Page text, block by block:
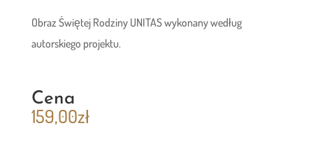
Obraz Świętej Rodziny UNITAS wykonany według
autorskiego projektu.
Cena
159,00zł